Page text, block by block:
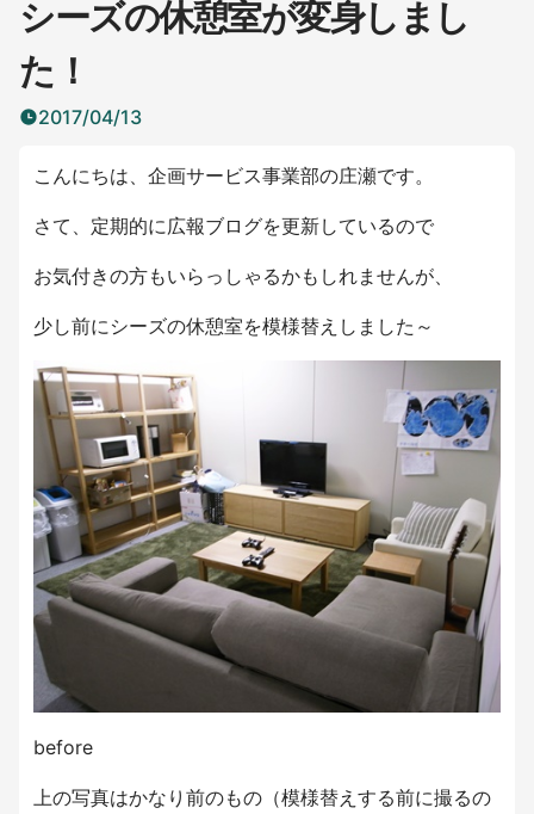
シーズの休憩室が変身しまし
た！
2017/04/13
こんにちは、企画サービス事業部の庄瀬です。
さて、定期的に広報ブログを更新しているので
お気付きの方もいらっしゃるかもしれませんが、
少し前にシーズの休憩室を模様替えしました～
before
上の写真はかなり前のもの（模様替えする前に撮るの